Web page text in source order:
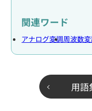
関連ワード
アナログ変調周波数
用語